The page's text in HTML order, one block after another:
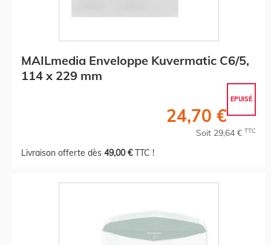
MAILmedia Enveloppe Kuvermatic C6/5,
114 x 229 mm
EPUISÉ
24,70 €
Soit 29,64 € TTC
Livraison offerte dès 49,00 €TTC !